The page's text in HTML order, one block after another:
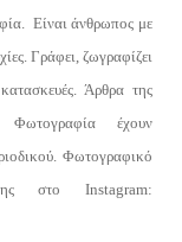
Είναι άνθρωπος με
Γράφει, ζωγραφίζει
Άρθρα της
έχουν
Φωτογραφικό
στο Instagram: